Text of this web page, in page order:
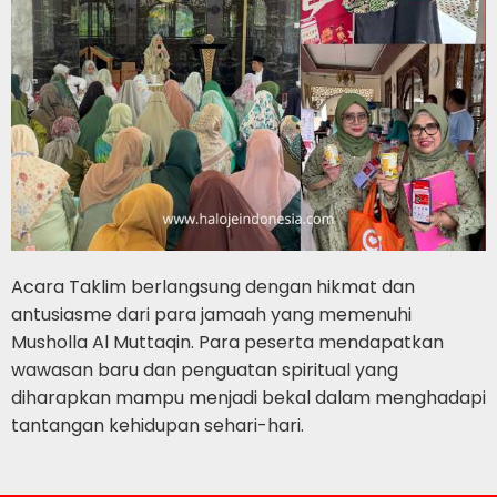
Acara Taklim berlangsung dengan hikmat dan
antusiasme dari para jamaah yang memenuhi
Musholla Al Muttaqin. Para peserta mendapatkan
wawasan baru dan penguatan spiritual yang
diharapkan mampu menjadi bekal dalam menghadapi
tantangan kehidupan sehari-hari.